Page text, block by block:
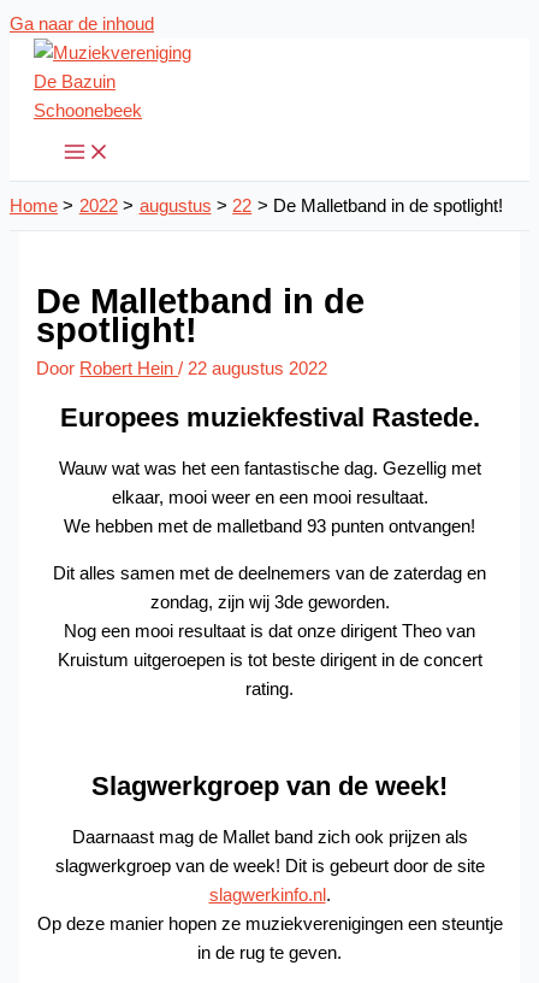
Ga naar de inhoud
Home 2022 augustus 22 De Malletband in de spotlight!
De Malletband in de
spotlight!
Door Robert Hein/ 22 augustus 2022
Europees muziekfestival Rastede.
Wauw wat was het een fantastische dag. Gezellig met
elkaar, mooi weer en een mooi resultaat.
We hebben met de malletband 93 punten ontvangen!
Dit alles samen met de deelnemers van de zaterdag en
zondag, zijn wij 3de geworden.
Nog een mooi resultaat is dat onze dirigent Theo van
Kruistum uitgeroepen is tot beste dirigent in de concert
rating.
Slagwerkgroep van de week!
Daarnaast mag de Mallet band zich ook prijzen als
slagwerkgroep van de week! Dit is gebeurt door de site
slagwerkinfo.nl .
Op deze manier hopen ze muziekverenigingen een steuntje
in de rug te geven.